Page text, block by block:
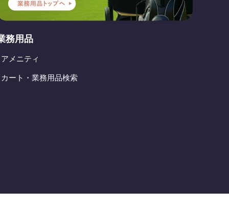
務用品
メニティ
ート・業務用品検索